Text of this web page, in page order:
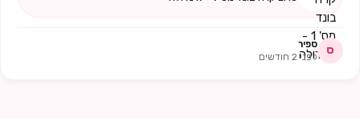
ס
ספיר
לפני 2 חודשים